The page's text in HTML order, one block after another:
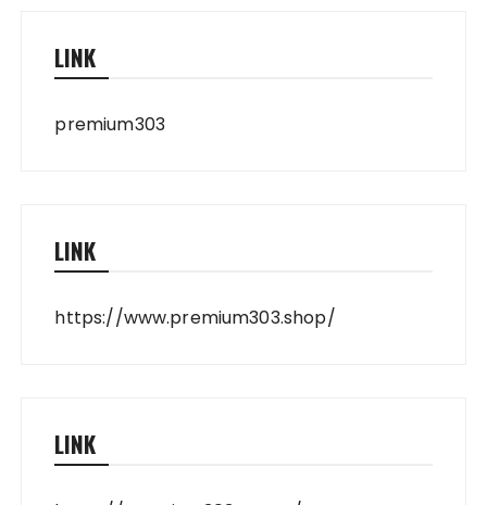
LINK
premium303
LINK
https://www.premium303.shop/
LINK